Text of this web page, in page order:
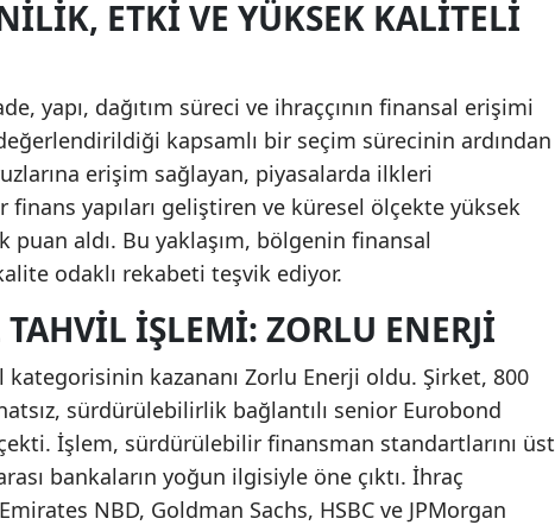
ETKI VE YÜKSEK KALITELI
yapı, dağıtım süreci ve ihraççının finansal erişimi
kapsamlı bir seçim sürecinin ardından
erişim sağlayan, piyasalarda ilkleri
yapıları geliştiren ve küresel ölçekte yüksek
aldı. Bu yaklaşım, bölgenin finansal
odaklı rekabeti teşvik ediyor.
İŞLEMI: ZORLU ENERJI
kategorisinin kazananı Zorlu Enerji oldu. Şirket, 800
sürdürülebilirlik bağlantılı senior Eurobond
İşlem, sürdürülebilir finansman standartlarını üst
bankaların yoğun ilgisiyle öne çıktı. İhraç
NBD, Goldman Sachs, HSBC ve JPMorgan